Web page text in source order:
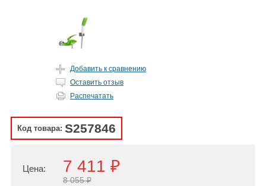
Добавить к сравнению
Оставить отзыв
Распечатать
Код товара: S257846
Цена: 7 411 ₽
8 055 ₽